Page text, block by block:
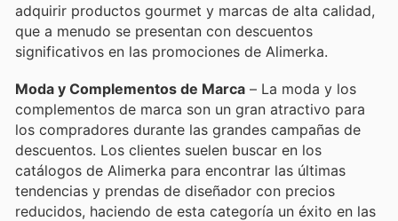
adquirir productos gourmet y marcas de alta calidad,
que a menudo se presentan con descuentos
significativos en las promociones de Alimerka.
Moda y Complementos de Marca – La moda y los
complementos de marca son un gran atractivo para
los compradores durante las grandes campañas de
descuentos. Los clientes suelen buscar en los
catálogos de Alimerka para encontrar las últimas
tendencias y prendas de diseñador con precios
reducidos, haciendo de esta categoría un éxito en las